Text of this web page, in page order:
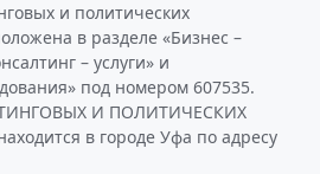
и политических
в разделе «Бизнес –
– услуги» и
под номером 607535.
И ПОЛИТИЧЕСКИХ
в городе Уфа по адресу